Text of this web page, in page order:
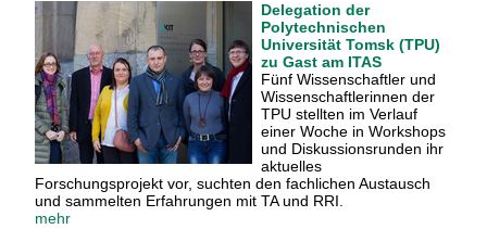
Delegation der
Polytechnischen
Universität Tomsk (TPU)
zu Gast am ITAS
Fünf Wissenschaftler und
Wissenschaftlerinnen der
TPU stellten im Verlauf
einer Woche in Workshops
und Diskussionsrunden ihr
aktuelles
Forschungsprojekt vor, suchten den fachlichen Austausch
und sammelten Erfahrungen mit TA und RRI.
mehr